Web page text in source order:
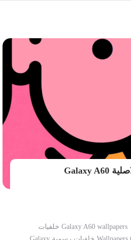
خلفيات سامسونج الاصلية Galaxy A60
خلفيات سامسونج الاصلية Galaxy A60 wallpapers خلفيات